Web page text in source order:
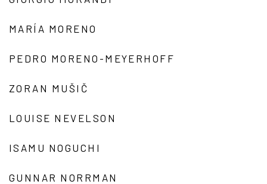
MARÍA MORENO
PEDRO MORENO-MEYERHOFF
ZORAN MUŠIČ
LOUISE NEVELSON
ISAMU NOGUCHI
GUNNAR NORRMAN